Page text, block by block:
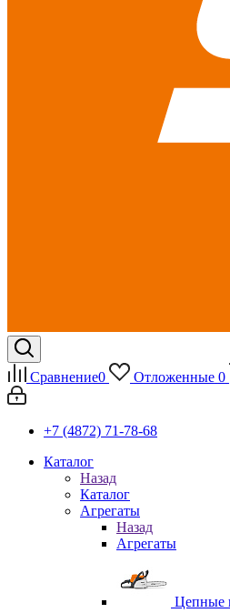
Сравнение0 Отложенные 0
+7 (4872) 71-78-68
Каталог
Назад
Каталог
Агрегаты
Назад
Агрегаты
Цепные